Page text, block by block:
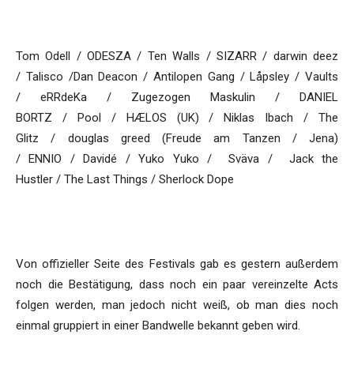
Tom Odell / ODESZA / Ten Walls / SIZARR / darwin deez
/ Talisco /Dan Deacon / Antilopen Gang / Låpsley / Vaults
/ eRRdeKa / Zugezogen Maskulin / DANIEL
BORTZ / Pool / HÆLOS (UK) / Niklas Ibach / The
Glitz / douglas greed (Freude am Tanzen / Jena)
/ ENNIO / Davidé / Yuko Yuko / Sväva / Jack the
Hustler / The Last Things / Sherlock Dope
Von offizieller Seite des Festivals gab es gestern außerdem
noch die Bestätigung, dass noch ein paar vereinzelte Acts
folgen werden, man jedoch nicht weiß, ob man dies noch
einmal gruppiert in einer Bandwelle bekannt geben wird.